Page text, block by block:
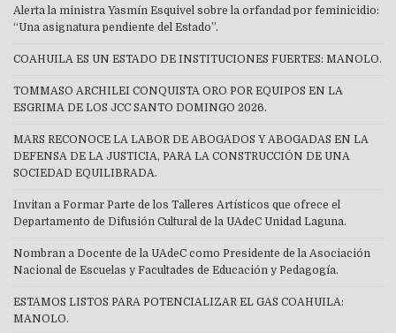
Alerta la ministra Yasmín Esquivel sobre la orfandad por feminicidio:
“Una asignatura pendiente del Estado”.
COAHUILA ES UN ESTADO DE INSTITUCIONES FUERTES: MANOLO.
TOMMASO ARCHILEI CONQUISTA ORO POR EQUIPOS EN LA
ESGRIMA DE LOS JCC SANTO DOMINGO 2026.
MARS RECONOCE LA LABOR DE ABOGADOS Y ABOGADAS EN LA
DEFENSA DE LA JUSTICIA, PARA LA CONSTRUCCIÓN DE UNA
SOCIEDAD EQUILIBRADA.
Invitan a Formar Parte de los Talleres Artísticos que ofrece el
Departamento de Difusión Cultural de la UAdeC Unidad Laguna.
Nombran a Docente de la UAdeC como Presidente de la Asociación
Nacional de Escuelas y Facultades de Educación y Pedagogía.
ESTAMOS LISTOS PARA POTENCIALIZAR EL GAS COAHUILA:
MANOLO.